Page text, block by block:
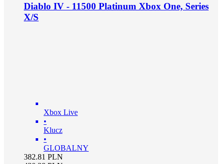
Diablo IV - 11500 Platinum Xbox One, Series
X/S
Xbox Live
•
Klucz
•
GLOBALNY
382.81 PLN